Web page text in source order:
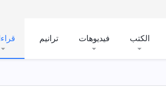
الكتب فيديوهات ترانيم